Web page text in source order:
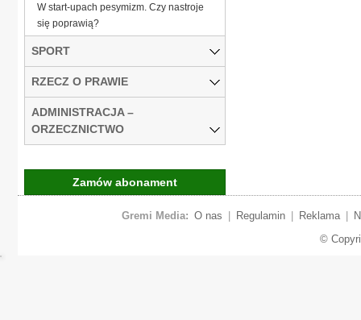
W start-upach pesymizm. Czy nastroje
się poprawią?
SPORT
RZECZ O PRAWIE
ADMINISTRACJA –
ORZECZNICTWO
Zamów abonament
Gremi Media: O nas Regulamin Reklama
©